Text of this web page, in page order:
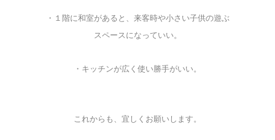
・１階に和室があると、 来客時や小さい子供の遊ぶ
スペースになっていい。
・キッチンが広く使い勝手がいい。
これからも、宜しくお願いします。